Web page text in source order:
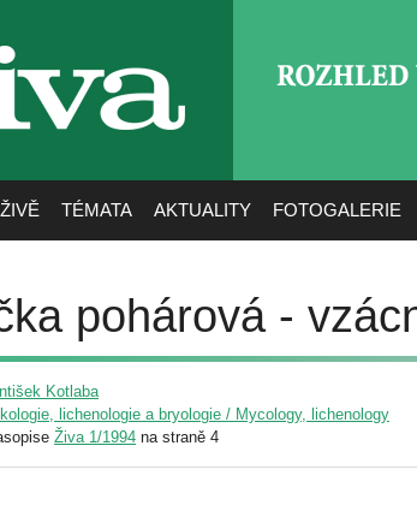
TÉMATA AKTUALITY FOTOGALERIE
pohárová -
Kotlaba
lichenologie a bryologie / Mycology, lichenology
Živa 1/1994 na straně 4